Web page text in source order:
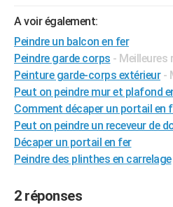
Destinations
City break
Voyage nature
Voyage de noces
Forum
Climat
+
GUIDES D'ACHAT
BONS PLANS
CARTE DE VOEUX
Carte de Noël
Carte Bonne année
Carte Saint-Valentin
Carte Pâques
Carte d'anniversaire
DICTIONNAIRE
COPAINS D'AVANT
A voir également:
Peindre un balcon en fer
Peindre garde corps - Meilleures
Peinture garde-corps extérieur -
Peut on peindre mur et plafond
Comment décaper un portail en
Peut on peindre un receveur de
Décaper un portail en fer
Peindre des plinthes en carrelage
2 réponses